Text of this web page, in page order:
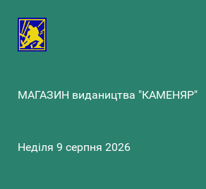
МАГАЗИН видаництва "КАМЕНЯР"
Неділя 9 серпня 2026